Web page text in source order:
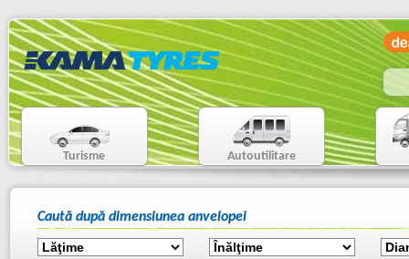
Turisme Autoutilitare
Caută după dimensiunea anvelopei